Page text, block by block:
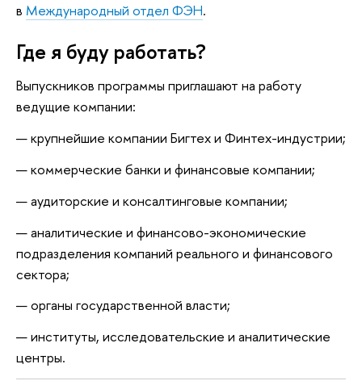
в Международный отдел ФЭН.
Где я буду работать?
Выпускников программы приглашают на работу
ведущие компании:
крупнейшие компании Бигтех и Финтех-индустрии;
коммерческие банки и финансовые компании;
аудиторские и консалтинговые компании;
аналитические и финансово-экономические
подразделения компаний реального и финансового
сектора;
органы государственной власти;
институты, исследовательские и аналитические
центры.